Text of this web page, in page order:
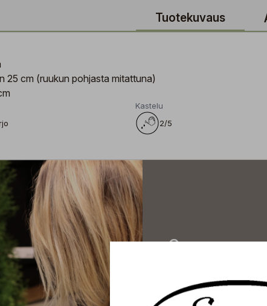
Tuotekuvaus
25 cm (ruukun pohjasta mitattuna)
Kastelu
2/5
Tilaa
uutiset,